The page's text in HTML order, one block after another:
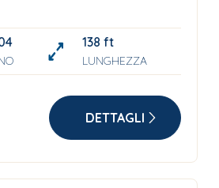
Refit 2025 138 ft
LUNGHEZZA
DETTAGLI